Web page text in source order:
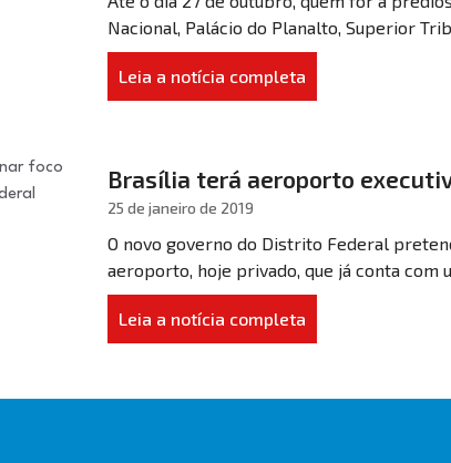
Nacional, Palácio do Planalto, Superior
Leia a notícia completa
Brasília terá aeroporto
25 de janeiro de 2019
O novo governo do Distrito Federal
aeroporto, hoje privado, que já conta com
Leia a notícia completa